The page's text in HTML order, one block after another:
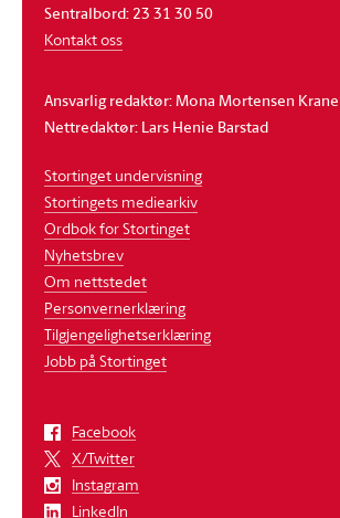
Sentralbord: 23 31 30 50
Kontakt oss
Ansvarlig redaktør: Mona Mortensen Krane
Nettredaktør: Lars Henie Barstad
Stortinget undervisning
Stortingets mediearkiv
Ordbok for Stortinget
Nyhetsbrev
Om nettstedet
Personvernerklæring
Tilgjengelighetserklæring
Jobb på Stortinget
Facebook
X/Twitter
Instagram
LinkedIn